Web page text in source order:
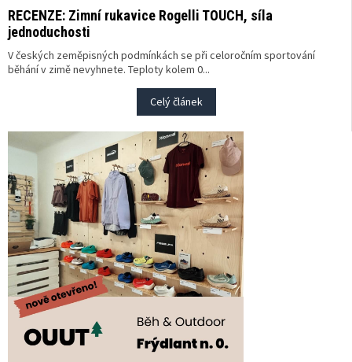
RECENZE: Zimní rukavice Rogelli TOUCH, síla
jednoduchosti
V českých zeměpisných podmínkách se při celoročním sportování
běhání v zimě nevyhnete. Teploty kolem 0...
Celý článek